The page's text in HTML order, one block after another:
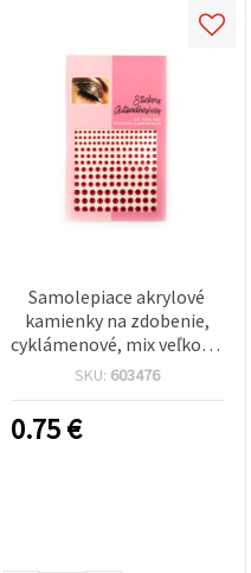
Samolepiace akrylové
kamienky na zdobenie,
cyklámenové, mix veľkostí
3–6 mm – balenie 165 ks
SKU: 603476
0.75€